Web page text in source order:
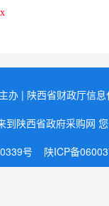
办 | 陕西省财政厅信
到陕西省政府采购网
号 陕ICP备